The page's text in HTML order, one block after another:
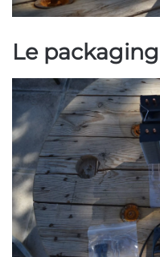
Le packaging